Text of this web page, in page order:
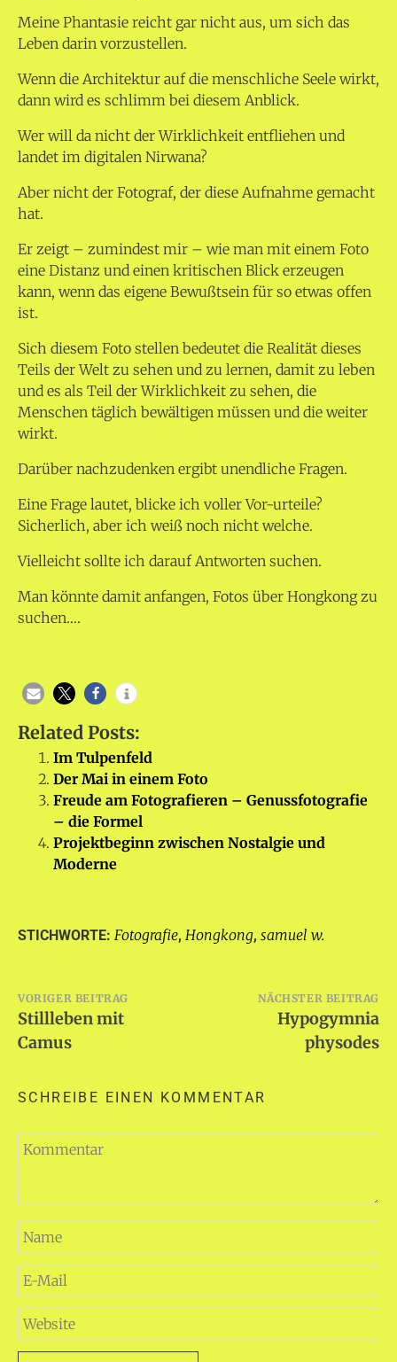
Meine Phantasie reicht gar nicht aus, um sich das
Leben darin vorzustellen.
Wenn die Architektur auf die menschliche Seele wirkt,
dann wird es schlimm bei diesem Anblick.
Wer will da nicht der Wirklichkeit entfliehen und
landet im digitalen Nirwana?
Aber nicht der Fotograf, der diese Aufnahme gemacht
hat.
Er zeigt – zumindest mir – wie man mit einem Foto
eine Distanz und einen kritischen Blick erzeugen
kann, wenn das eigene Bewußtsein für so etwas offen
ist.
Sich diesem Foto stellen bedeutet die Realität dieses
Teils der Welt zu sehen und zu lernen, damit zu leben
und es als Teil der Wirklichkeit zu sehen, die
Menschen täglich bewältigen müssen und die weiter
wirkt.
Darüber nachzudenken ergibt unendliche Fragen.
Eine Frage lautet, blicke ich voller Vor-urteile?
Sicherlich, aber ich weiß noch nicht welche.
Vielleicht sollte ich darauf Antworten suchen.
Man könnte damit anfangen, Fotos über Hongkong zu
suchen….
Related Posts:
Im Tulpenfeld
Der Mai in einem Foto
Freude am Fotografieren – Genussfotografie
– die Formel
Projektbeginn zwischen Nostalgie und
Moderne
STICHWORTE: Fotografie, Hongkong, samuel w.
Beitragsnavigation
VORIGER BEITRAG
Stillleben mit
Camus
NÄCHSTER BEITRAG
Hypogymnia
physodes
SCHREIBE EINEN KOMMENTAR